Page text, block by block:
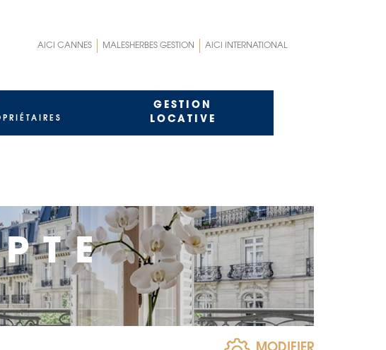
MenuAICI CANNES MALESHERBES GESTION AICI INTERNATIONAL
GESTION
LOCATIVE